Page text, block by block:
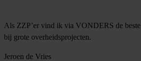
Als ZZP’er vind ik via VONDERS de
bij grote overheidsprojecten.
Jeroen de Vries